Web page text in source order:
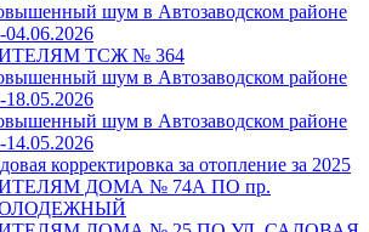
шум в Автозаводском районе
04.06.2026
ТСЖ № 364
шум в Автозаводском районе
18.05.2026
шум в Автозаводском районе
14.05.2026
корректировка за отопление за 2025
ДОМА № 74А ПО пр.